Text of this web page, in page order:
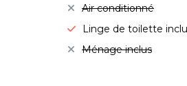
Air conditionné
Linge de toilette
Ménage inclus